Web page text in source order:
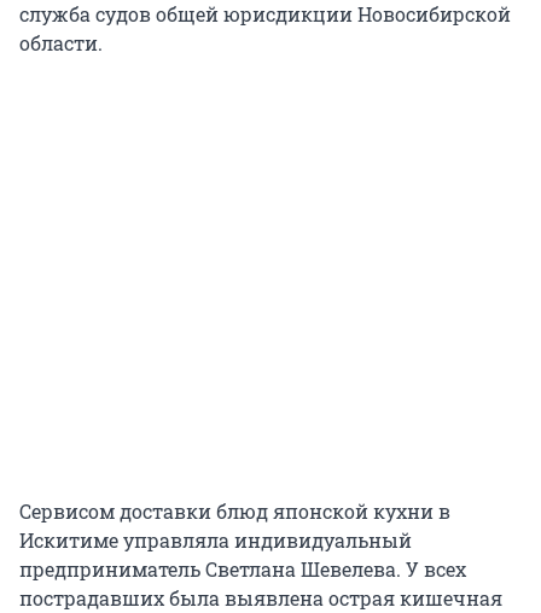
служба судов общей юрисдикции Новосибирской
области.
Сервисом доставки блюд японской кухни в
Искитиме управляла индивидуальный
предприниматель Светлана Шевелева. У всех
пострадавших была выявлена острая кишечная